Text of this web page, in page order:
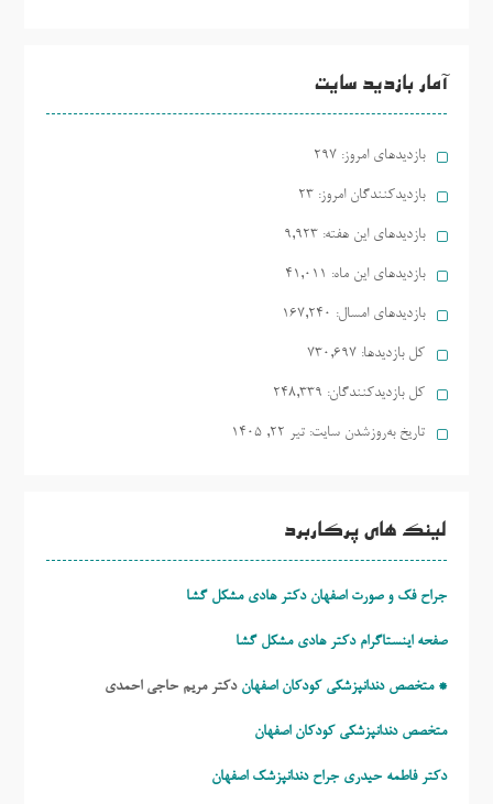
آمار بازدید سایت
بازدیدهای امروز: 297
بازدیدکنندگان امروز: 23
بازدیدهای این هفته: 9,923
بازدیدهای این ماه: 41,011
بازدیدهای امسال: 167,240
کل بازدیدها: 730,697
کل بازدیدکنند‌گان: 248,339
تاریخ به‌روزشدن سایت: تیر ۲۲, ۱۴۰۵
لینک های پرکاربرد
جراح فک و صورت اصفهان دکتر هادی مشکل گشا
صفحه اینستاگرام دکتر هادی مشکل گشا
* متخصص دندانپزشکی کودکان اصفهان دکتر مریم حاجی احمدی
متخصص دندانپزشکی کودکان اصفهان
دکتر فاطمه حیدری جراح دندانپزشک اصفهان